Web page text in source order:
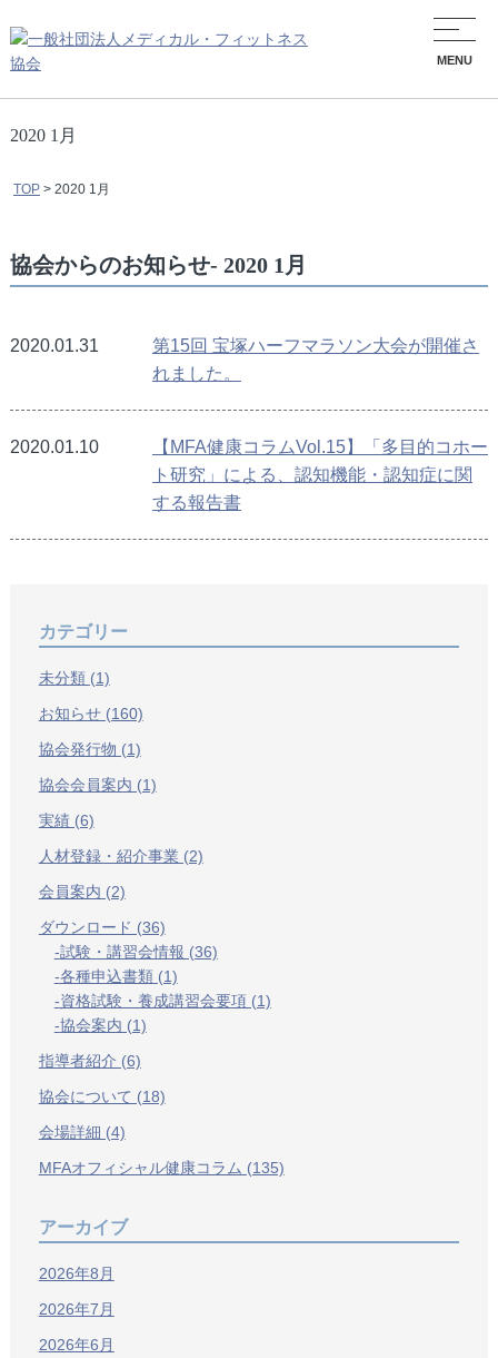
MENU
2020 1月
TOP> 2020 1月
協会からのお知らせ- 2020 1月
2020.01.31
第15回 宝塚ハーフマラソン大会が開催さ
れました。
2020.01.10
【MFA健康コラムVol.15】「多目的コホー
ト研究」による、認知機能・認知症に関
する報告書
カテゴリー
未分類 (1)
お知らせ (160)
協会発行物 (1)
協会会員案内 (1)
実績 (6)
人材登録・紹介事業 (2)
会員案内 (2)
ダウンロード (36)
試験・講習会情報 (36)
各種申込書類 (1)
資格試験・養成講習会要項 (1)
協会案内 (1)
指導者紹介 (6)
協会について (18)
会場詳細 (4)
MFAオフィシャル健康コラム (135)
アーカイブ
2026年8月
2026年7月
2026年6月